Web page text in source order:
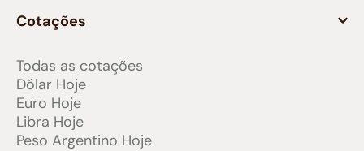
Cotações
Todas as cotações
Dólar Hoje
Euro Hoje
Libra Hoje
Peso Argentino Hoje